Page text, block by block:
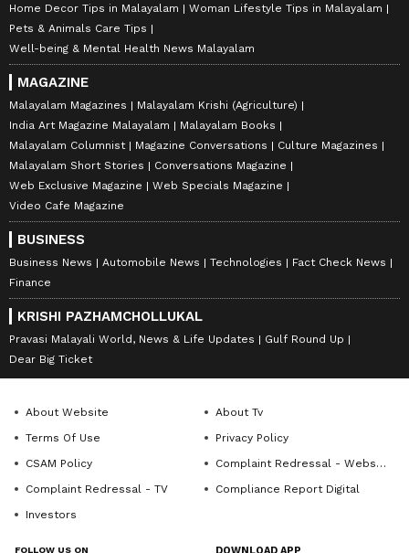
Home Decor Tips in Malayalam
Woman Lifestyle Tips in Malayalam
Pets & Animals Care Tips
Well-being & Mental Health News Malayalam
MAGAZINE
Malayalam Magazines
Malayalam Krishi (Agriculture)
India Art Magazine Malayalam
Malayalam Books
Malayalam Columnist
Magazine Conversations
Culture Magazines
Malayalam Short Stories
Conversations Magazine
Web Exclusive Magazine
Web Specials Magazine
Video Cafe Magazine
BUSINESS
Business News Automobile News Technologies
Fact Check News
Finance
KRISHI PAZHAMCHOLLUKAL
Pravasi Malayali World, News & Life Updates
Gulf Round Up
Dear Big Ticket
About Website
About Tv
Terms Of Use
Privacy Policy
CSAM Policy
Complaint Redressal - Website
Complaint Redressal - TV
Compliance Report Digital
Investors
FOLLOW US ON DOWNLOAD APP